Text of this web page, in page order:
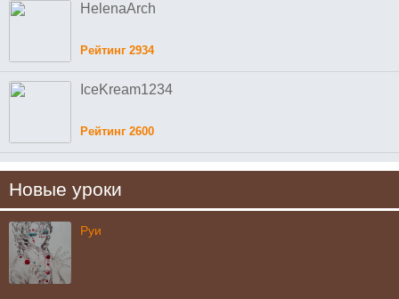
HelenaArch
Рейтинг 2934
IceKream1234
Рейтинг 2600
Новые уроки
Руи